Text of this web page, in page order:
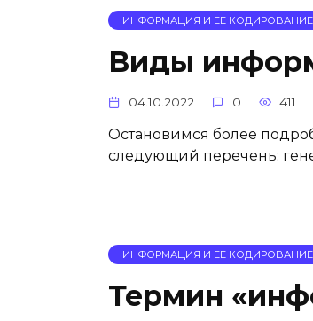
ИНФОРМАЦИЯ И ЕЕ КОДИРОВАНИЕ
Виды
04.10.2022 0 411
Остановимся более
следующий перечень:
ИНФОРМАЦИЯ И ЕЕ КОДИРОВАНИЕ
Термин